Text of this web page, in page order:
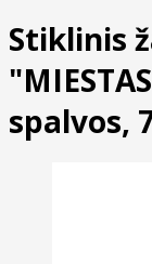
Stiklinis
spalvos,